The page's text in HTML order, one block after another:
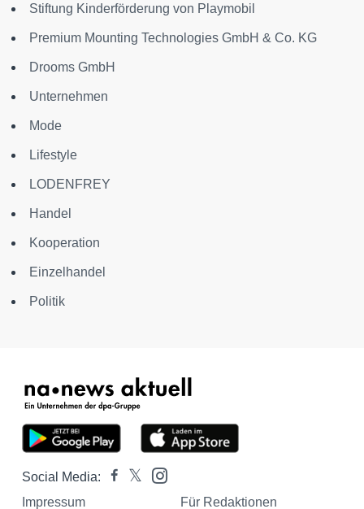
Stiftung Kinderförderung von Playmobil
Premium Mounting Technologies GmbH & Co. KG
Drooms GmbH
Unternehmen
Mode
Lifestyle
LODENFREY
Handel
Kooperation
Einzelhandel
Politik
Social Media:
Impressum
Für Redaktionen